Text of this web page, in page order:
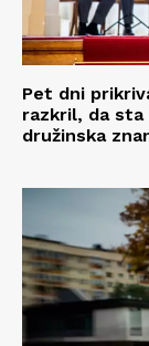
Pet dni
razkril, da
družinska